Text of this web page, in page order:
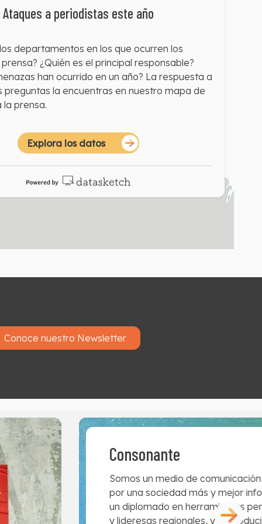
Ataques a periodistas este año
departamentos en los que ocurren los
¿Quién es el principal responsable?
han ocurrido en un año? La respuesta a
preguntas la encuentras en nuestro mapa de
la prensa.
Explora los datos
Conoce nuestro Newsletter
Consonante
Somos un medio de
por una sociedad más y mejor
un diplomado en herramientas
y lideresas regionales, y